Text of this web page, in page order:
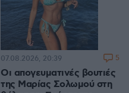
Οι απογευματινές βουτιές
της Μαρίας Σολωμού στη
07.08.2026, 20:39 5